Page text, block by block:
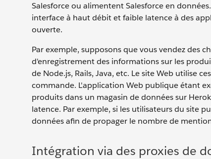
Salesforce ou alimentent Salesforce en
interface à haut débit et faible latence à des
ouverte.
Par exemple, supposons que vous vendez des
d'enregistrement des informations sur les
de Node.js, Rails, Java, etc. Le site Web utilise
commande. L'application Web publique étant
produits dans un magasin de données sur
latence. Par exemple, si les utilisateurs du site
données afin de propager le nombre de
Intégration via des proxies de